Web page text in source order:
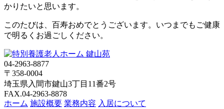
かりたいと思います。
このたびは、百寿おめでとうございます。いつまでもご健康
で明るくお過ごしください。
04-2963-8877
〒358-0004
埼玉県入間市鍵山3丁目11番2号
FAX.04-2963-8878
ホーム 施設概要 業務内容 入居について